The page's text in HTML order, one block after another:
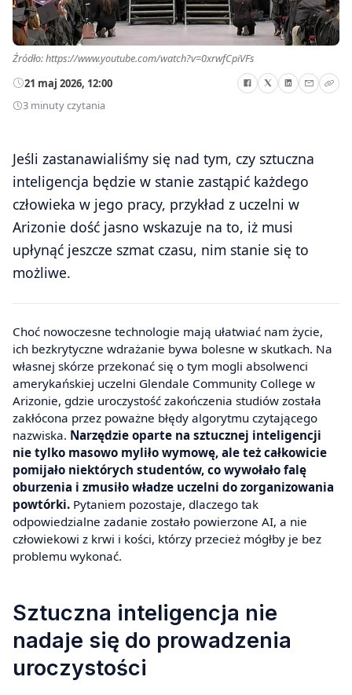
Źródło: https://www.youtube.com/watch?v=0xrwfCpiVFs
21 maj 2026, 12:00
3 minuty czytania
Jeśli zastanawialiśmy się nad tym, czy sztuczna
inteligencja będzie w stanie zastąpić każdego
człowieka w jego pracy, przykład z uczelni w
Arizonie dość jasno wskazuje na to, iż musi
upłynąć jeszcze szmat czasu, nim stanie się to
możliwe.
Choć nowoczesne technologie mają ułatwiać nam życie,
ich bezkrytyczne wdrażanie bywa bolesne w skutkach. Na
własnej skórze przekonać się o tym mogli absolwenci
amerykańskiej uczelni Glendale Community College w
Arizonie, gdzie uroczystość zakończenia studiów została
zakłócona przez poważne błędy algorytmu czytającego
nazwiska. Narzędzie oparte na sztucznej inteligencji
nie tylko masowo myliło wymowę, ale też całkowicie
pomijało niektórych studentów, co wywołało falę
oburzenia i zmusiło władze uczelni do zorganizowania
powtórki. Pytaniem pozostaje, dlaczego tak
odpowiedzialne zadanie zostało powierzone AI, a nie
człowiekowi z krwi i kości, którzy przecież mógłby je bez
problemu wykonać.
Sztuczna inteligencja nie
nadaje się do prowadzenia
uroczystości